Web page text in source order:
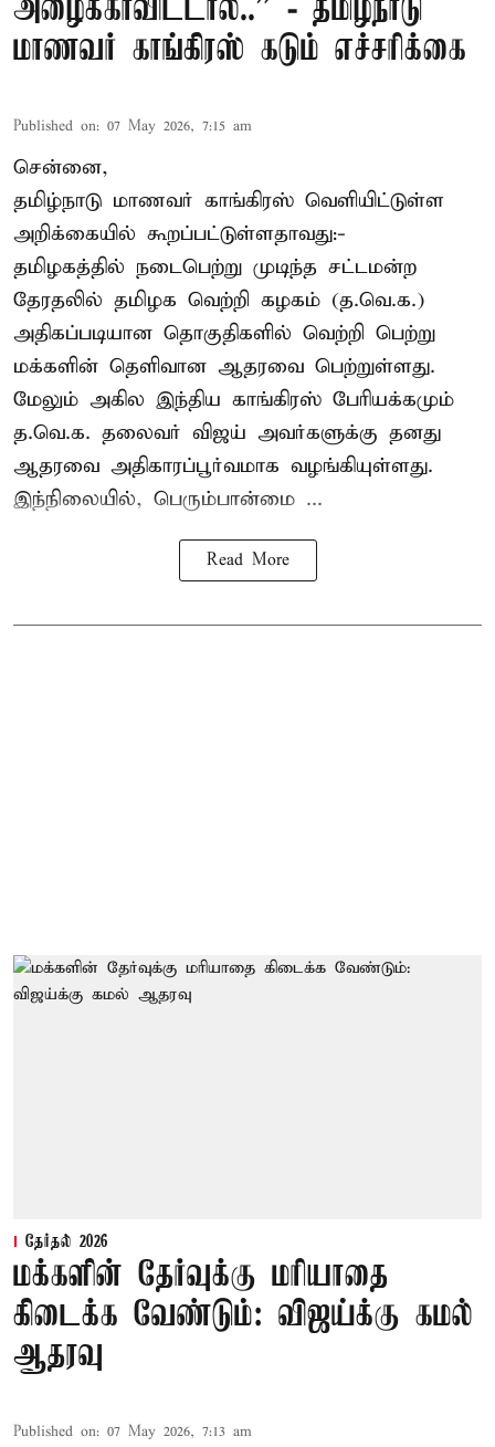
அழைக்காவிட்டால்..” - தமிழ்நாடு
மாணவர் காங்கிரஸ் கடும் எச்சரிக்கை
Published on: 07 May 2026, 7:15 am
சென்னை,
தமிழ்நாடு மாணவர் காங்கிரஸ் வெளியிட்டுள்ள
அறிக்கையில் கூறப்பட்டுள்ளதாவது:-
தமிழகத்தில் நடைபெற்று முடிந்த சட்டமன்ற
தேரதலில் தமிழக வெற்றி கழகம் (த.வெ.க.)
அதிகப்படியான தொகுதிகளில் வெற்றி பெற்று
மக்களின் தெளிவான ஆதரவை பெற்றுள்ளது.
மேலும் அகில இந்திய காங்கிரஸ் பேரியக்கமும்
த.வெ.க. தலைவர் விஜய் அவர்களுக்கு தனது
ஆதரவை அதிகாரப்பூர்வமாக வழங்கியுள்ளது.
இந்நிலையில், பெரும்பான்மை ...
Read More
தேர்தல் 2026
மக்களின் தேர்வுக்கு மரியாதை
கிடைக்க வேண்டும்: விஜய்க்கு கமல்
ஆதரவு
Published on: 07 May 2026, 7:13 am